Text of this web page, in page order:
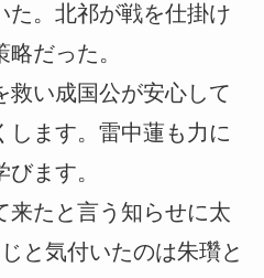
た。北祁が戦を仕掛け
だった。
救い成国公が安心して
します。雷中蓮も力に
ます。
来たと言う知らせに太
と気付いたのは朱瓚と